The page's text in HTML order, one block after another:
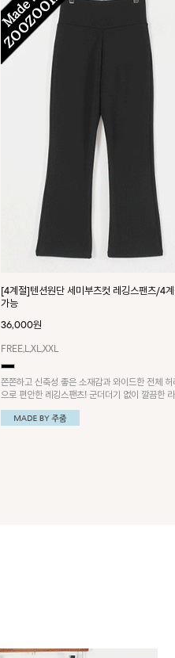
[4계절]텐션원단 세미부츠컷 레깅스팬츠/4
가능
36,000원
FREE,L,XL,XXL
쫀쫀하고 신축성 좋은 소재감과 와이드한 전체 허
으로 편안한 레깅스팬츠! 군더더기 없이 깔끔한 라
형커버에도 효과적이라 손이 자주 갈 아이템이에요!